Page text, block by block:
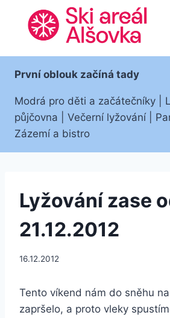
Přeskočit
První oblouk začíná tady
Modrá pro děti a začátečníky |
půjčovna | Večerní lyžování |
Zázemí a bistro
Lyžování zase
21.12.2012
16.12.2012
Tento víkend nám do sněhu
zapršelo, a proto vleky